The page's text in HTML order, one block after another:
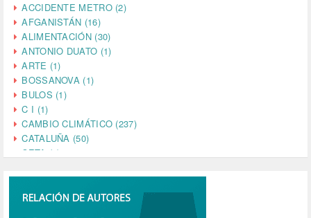
ACCIDENTE METRO (2)
AFGANISTÁN (16)
ALIMENTACIÓN (30)
ANTONIO DUATO (1)
ARTE (1)
BOSSANOVA (1)
BULOS (1)
C I (1)
CAMBIO CLIMÁTICO (237)
CATALUÑA (50)
CETA (2)
CINE (35)